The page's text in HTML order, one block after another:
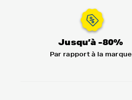
Jusqu’à -80%
Par rapport à la marque